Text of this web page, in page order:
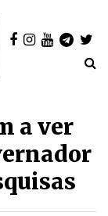
a ver